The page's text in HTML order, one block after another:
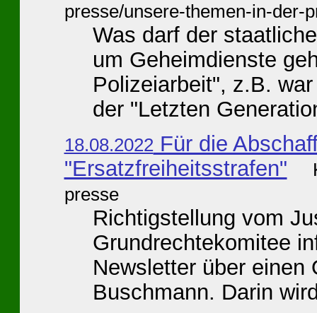
presse/unsere-themen-in-der-
Was darf der
um Geheimdienste
Polizeiarbeit", z.B.
der "Letzten
18.08.2022 Für die
"Ersatzfreiheitsstrafen"
presse
Richtigstellung vom
Grundrechtekomitee
Newsletter über einen
Buschmann. Darin